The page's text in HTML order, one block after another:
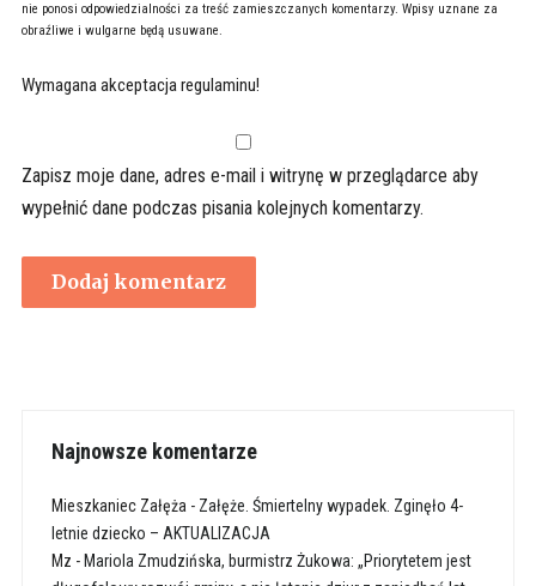
nie ponosi odpowiedzialności za treść zamieszczanych komentarzy. Wpisy uznane za
obraźliwe i wulgarne będą usuwane.
Wymagana akceptacja regulaminu!
Zapisz moje dane, adres e-mail i witrynę w przeglądarce aby
wypełnić dane podczas pisania kolejnych komentarzy.
Najnowsze komentarze
Mieszkaniec Załęża - Załęże. Śmiertelny wypadek. Zginęło 4-
letnie dziecko – AKTUALIZACJA
Mz - Mariola Zmudzińska, burmistrz Żukowa: „Priorytetem jest